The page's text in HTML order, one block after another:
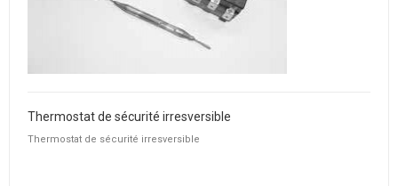
Thermostat de sécurité irresversible
Thermostat de sécurité irresversible